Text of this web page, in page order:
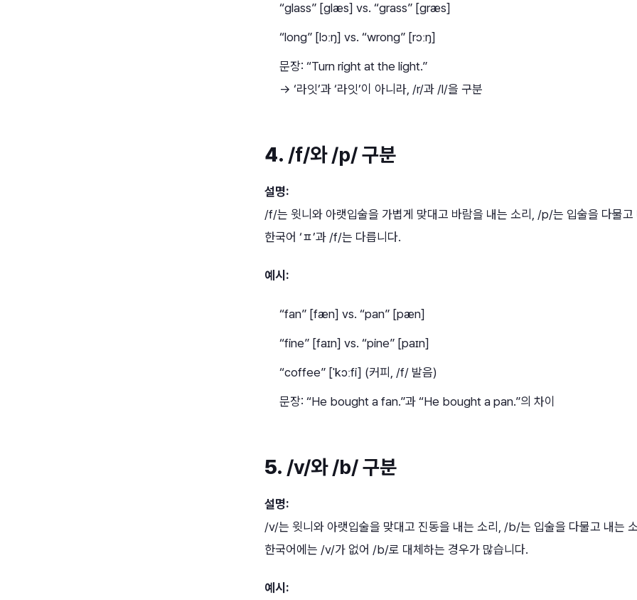
“glass” [ɡlæs] vs. “grass” [ɡræs]
“long” [lɔːŋ] vs. “wrong” [rɔːŋ]
문장: “Turn right at the light.”
→ ‘라잇’과 ‘라잇’이 아니라, /r/과 /l/을 구분
4. /f/와 /p/ 구분
설명:
/f/는 윗니와 아랫입술을 가볍게 맞대고 바람을 내는 소리, /p/는 입술을 다물고
한국어 ‘ㅍ’과 /f/는 다릅니다.
예시:
“fan” [fæn] vs. “pan” [pæn]
“fine” [faɪn] vs. “pine” [paɪn]
“coffee” [ˈkɔːfi] (커피, /f/ 발음)
문장: “He bought a fan.”과 “He bought a pan.”의 차이
5. /v/와 /b/ 구분
설명:
/v/는 윗니와 아랫입술을 맞대고 진동을 내는 소리, /b/는 입술을 다물고 내는
한국어에는 /v/가 없어 /b/로 대체하는 경우가 많습니다.
예시: